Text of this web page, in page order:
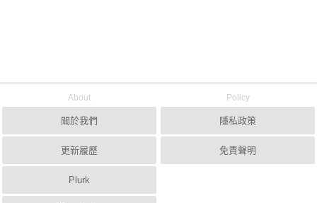
About
關於我們
更新履歷
Plurk
Policy
隱私政策
免責聲明